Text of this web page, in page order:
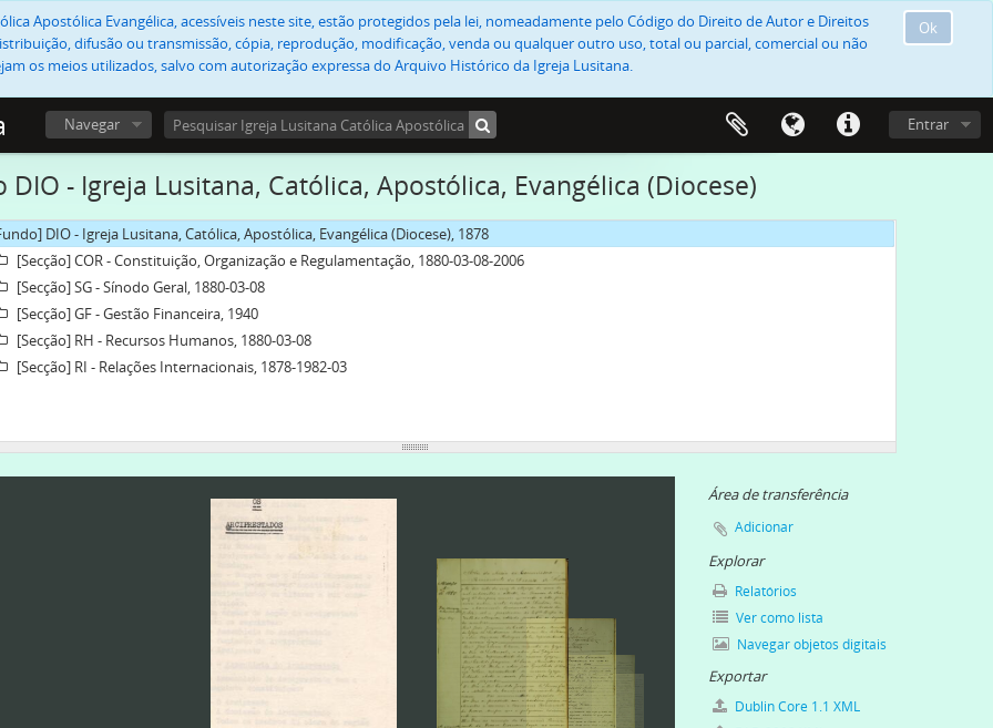
Ok
Apostólica Evangélica, acessíveis neste site, estão protegidos pela lei, nomeadamente pelo Código do Direito de Autor e Direitos
difusão ou transmissão, cópia, reprodução, modificação, venda ou qualquer outro uso, total ou parcial, comercial ou não
os meios utilizados, salvo com autorização expressa do Arquivo Histórico da Igreja Lusitana.
Entrar
Navegar
DIO - Igreja Lusitana, Católica, Apostólica, Evangélica (Diocese)
DIO - Igreja Lusitana, Católica, Apostólica, Evangélica (Diocese), 1878
[Secção] COR - Constituição, Organização e Regulamentação, 1880-03-08-2006
[Secção] SG - Sínodo Geral, 1880-03-08
[Secção] GF - Gestão Financeira, 1940
[Secção] RH - Recursos Humanos, 1880-03-08
[Secção] RI - Relações Internacionais, 1878-1982-03
Área de transferência
Adicionar
Explorar
Relatórios
Ver como lista
Navegar objetos digitais
Exportar
Dublin Core 1.1 XML